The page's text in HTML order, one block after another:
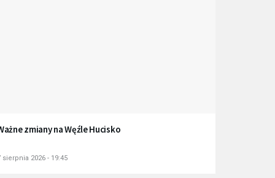
zmiany na Węźle Hucisko
sierpnia 2026 - 19:45